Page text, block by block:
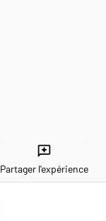
reviews
Partager l'expérience